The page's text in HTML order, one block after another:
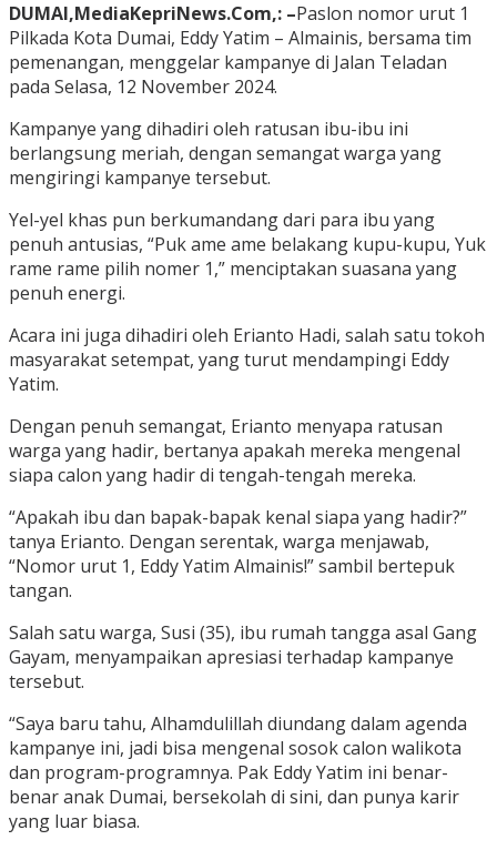
DUMAI,MediaKepriNews.Com,: –Paslon nomor urut 1
Pilkada Kota Dumai, Eddy Yatim – Almainis, bersama tim
pemenangan, menggelar kampanye di Jalan Teladan
pada Selasa, 12 November 2024.
Kampanye yang dihadiri oleh ratusan ibu-ibu ini
berlangsung meriah, dengan semangat warga yang
mengiringi kampanye tersebut.
Yel-yel khas pun berkumandang dari para ibu yang
penuh antusias, “Puk ame ame belakang kupu-kupu, Yuk
rame rame pilih nomer 1,” menciptakan suasana yang
penuh energi.
Acara ini juga dihadiri oleh Erianto Hadi, salah satu tokoh
masyarakat setempat, yang turut mendampingi Eddy
Yatim.
Dengan penuh semangat, Erianto menyapa ratusan
warga yang hadir, bertanya apakah mereka mengenal
siapa calon yang hadir di tengah-tengah mereka.
“Apakah ibu dan bapak-bapak kenal siapa yang hadir?”
tanya Erianto. Dengan serentak, warga menjawab,
“Nomor urut 1, Eddy Yatim Almainis!” sambil bertepuk
tangan.
Salah satu warga, Susi (35), ibu rumah tangga asal Gang
Gayam, menyampaikan apresiasi terhadap kampanye
tersebut.
“Saya baru tahu, Alhamdulillah diundang dalam agenda
kampanye ini, jadi bisa mengenal sosok calon walikota
dan program-programnya. Pak Eddy Yatim ini benar-
benar anak Dumai, bersekolah di sini, dan punya karir
yang luar biasa.